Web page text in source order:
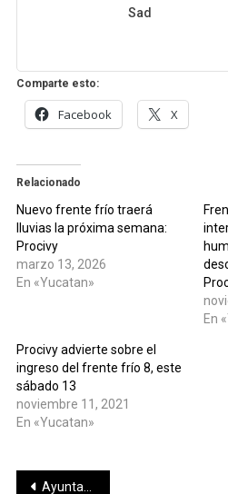
Sad
Comparte esto:
Facebook X
Relacionado
Nuevo frente frío traerá
lluvias la próxima semana:
Procivy
marzo 13, 2026
En «Yucatan»
En
Procivy advierte sobre el
ingreso del frente frío 8, este
sábado 13
noviembre 11, 2021
En «Yucatan»
Navegación
Ayuntamiento de Progreso avanza en el tema de manejo de residuos sólidos con “Zona Verde”